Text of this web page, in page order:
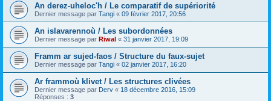
An derez-uheloc'h / Le comparatif de supériorité
Dernier message par Tangi « 09 février 2017, 20:56
An islavarennoù / Les subordonnées
Dernier message par Riwal « 31 janvier 2017, 19:09
Framm ar sujed-faos / Structure du faux-sujet
Dernier message par Tangi « 02 janvier 2017, 16:20
Ar frammoù klivet / Les structures clivées
Dernier message par Derv « 18 décembre 2016, 15:09
Réponses : 3